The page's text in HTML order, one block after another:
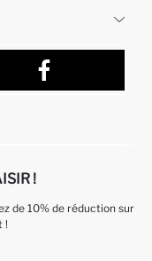
!
de 10% de réduction sur
!